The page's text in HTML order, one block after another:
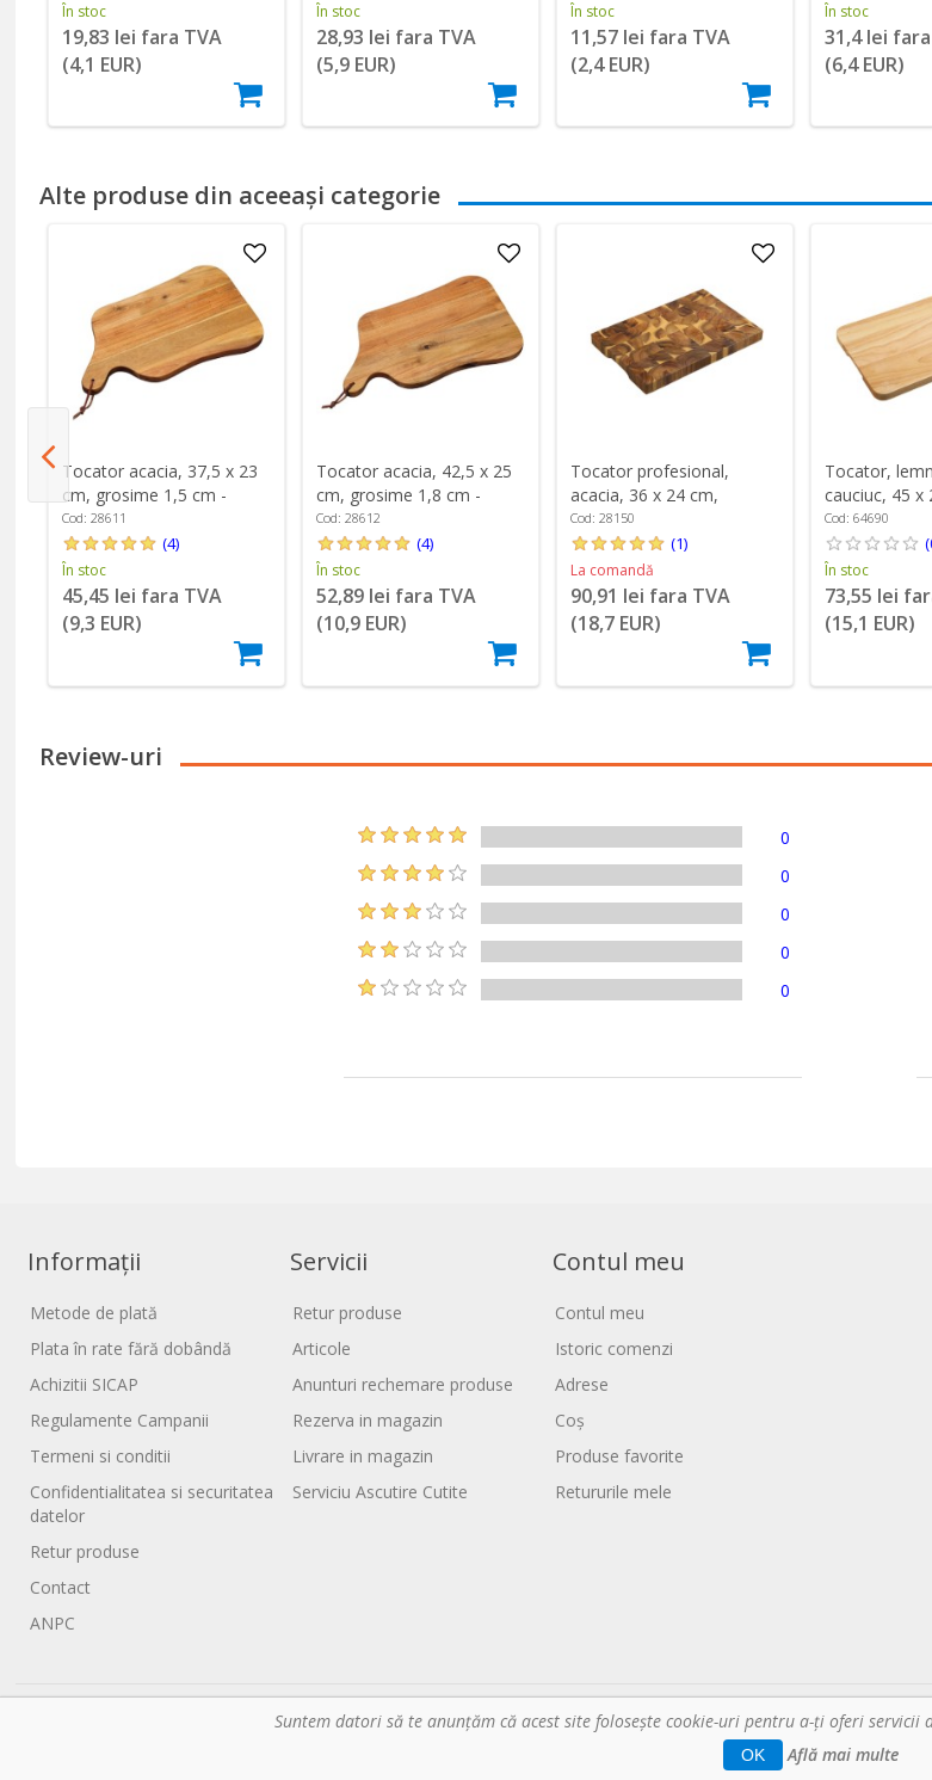
În stoc
19,83 lei fara TVA
(4,1 EUR)
În stoc
28,93 lei fara TVA
(5,9 EUR)
În stoc
11,57 lei fara TVA
(2,4 EUR)
În stoc
31,4 lei
(6,4 EUR)
Alte produse din aceeași categorie
Tocator acacia, 37,5 x 23
cm, grosime 1,5 cm -
Kesper
Cod: 28611
(4)
În stoc
45,45 lei fara TVA
(9,3 EUR)
Tocator acacia, 42,5 x 25
cm, grosime 1,8 cm -
Kesper
Cod: 28612
(4)
În stoc
52,89 lei fara TVA
(10,9 EUR)
Tocator profesional,
acacia, 36 x 24 cm,
grosime 3 cm - Kesper
Cod: 28150
(1)
La comandă
90,91 lei fara TVA
(18,7 EUR)
Tocator,
cauciuc, 45 x
grosime 2,5
Cod: 64690
În stoc
73,55 lei
(15,1 EUR)
Review-uri
0
0
0
0
0
Informații
Metode de plată
Plata în rate fără dobândă
Achizitii SICAP
Regulamente Campanii
Termeni si conditii
Confidentialitatea si securitatea
datelor
Retur produse
Contact
ANPC
Servicii
Retur produse
Articole
Anunturi rechemare produse
Rezerva in magazin
Livrare in magazin
Serviciu Ascutire Cutite
Contul meu
Contul meu
Istoric comenzi
Adrese
Coș
Produse favorite
Retururile mele
Copyright © 2026
Web Solution by Tronn Software.
Suntem datori să te anunţăm că acest site foloseşte cookie-uri pentru a-ți oferi
OK Află mai multe